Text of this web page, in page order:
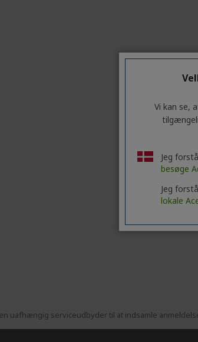
uafhængig serviceudbyder til at indsamle
Vi kan se,
Jeg
besøge
Jeg
lokale